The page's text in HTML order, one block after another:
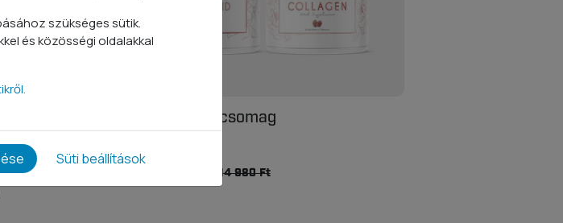
Ragyogó bőr csomag
12 990 Ft 14 980 Ft
szükséges sütik.
és közösségi oldalakkal
Süti beállítások